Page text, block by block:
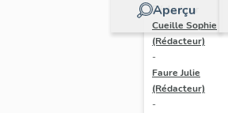
Aperçu
Réalisé par
Cueille Sophie
(Rédacteur)
-
Faure Julie
(Rédacteur)
-